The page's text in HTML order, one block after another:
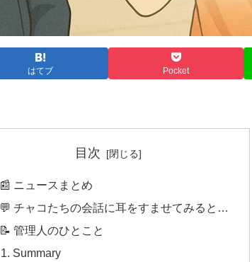
はてブ Pocket
目次
📰 ニュースまとめ
💬 チャコたちの会話に耳をすませてみると…
📝 管理人のひとこと
Summary